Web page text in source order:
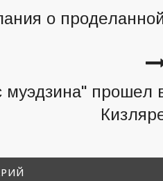
о
муэдзина" прошел